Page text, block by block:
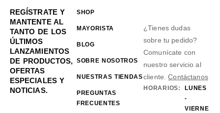
REGÍSTRATE Y
MANTENTE AL
TANTO DE LOS
ÚLTIMOS
LANZAMIENTOS
DE PRODUCTOS,
OFERTAS
ESPECIALES Y
NOTICIAS.
SHOP
MAYORISTA
BLOG
SOBRE NOSOTROS
NUESTRAS TIENDAS
PREGUNTAS
FRECUENTES
¿Tienes dudas
sobre tu pedido?
Comunícate con
nuestro servicio al
cliente.Contáctanos
HORARIOS:
LUNES
-
VIERNE